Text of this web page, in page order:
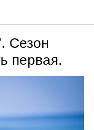
Сезон
первая.